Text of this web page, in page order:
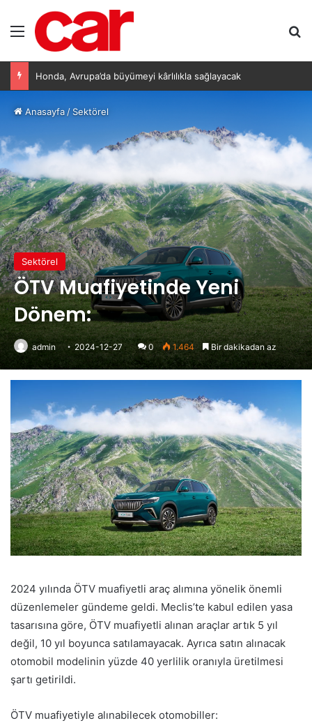
Menü
Anasayfa /Sektörel
Sektörel
ÖTV Muafiyetinde Yeni
Dönem:
admin 2024-12-27 0 1.464 Bir dakikadan az
2024 yılında ÖTV muafiyetli araç alımına yönelik önemli
düzenlemeler gündeme geldi. Meclis’te kabul edilen yasa
tasarısına göre, ÖTV muafiyetli alınan araçlar artık 5 yıl
değil, 10 yıl boyunca satılamayacak. Ayrıca satın alınacak
otomobil modelinin yüzde 40 yerlilik oranıyla üretilmesi
şartı getirildi.
ÖTV muafiyetiyle alınabilecek otomobiller: